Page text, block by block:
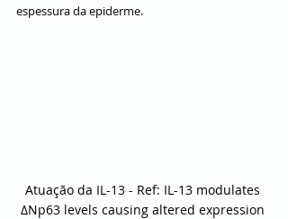
espessura da epiderme.
Atuação da IL-13 - Ref: IL-13 modulates
∆Np63 levels causing altered expression